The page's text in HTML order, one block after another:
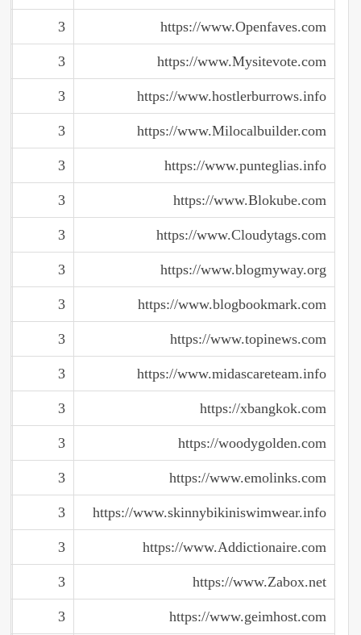
https://www.Openfaves.com
3
https://www.Mysitevote.com
3
https://www.hostlerburrows.info
3
https://www.Milocalbuilder.com
3
https://www.punteglias.info
3
https://www.Blokube.com
3
https://www.Cloudytags.com
3
https://www.blogmyway.org
3
https://www.blogbookmark.com
3
https://www.topinews.com
3
https://www.midascareteam.info
3
https://xbangkok.com
3
https://woodygolden.com
3
https://www.emolinks.com
3
https://www.skinnybikiniswimwear.info
3
https://www.Addictionaire.com
3
https://www.Zabox.net
3
https://www.geimhost.com
3